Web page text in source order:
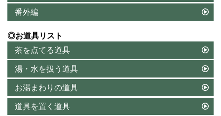
番外編
◎お道具リスト
茶を点てる道具
湯・水を扱う道具
お湯まわりの道具
道具を置く道具